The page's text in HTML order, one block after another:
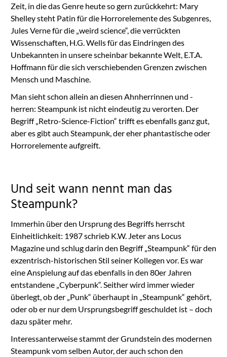
Zeit, in die das Genre heute so gern zurückkehrt: Mary
Shelley steht Patin für die Horrorelemente des Subgenres,
Jules Verne für die „weird science“, die verrückten
Wissenschaften, H.G. Wells für das Eindringen des
Unbekannten in unsere scheinbar bekannte Welt, E.T.A.
Hoffmann für die sich verschiebenden Grenzen zwischen
Mensch und Maschine.
Man sieht schon allein an diesen Ahnherrinnen und -
herren: Steampunk ist nicht eindeutig zu verorten. Der
Begriff „Retro-Science-Fiction“ trifft es ebenfalls ganz gut,
aber es gibt auch Steampunk, der eher phantastische oder
Horrorelemente aufgreift.
Und seit wann nennt man das
Steampunk?
Immerhin über den Ursprung des Begriffs herrscht
Einheitlichkeit: 1987 schrieb K.W. Jeter ans Locus
Magazine und schlug darin den Begriff „Steampunk“ für den
exzentrisch-historischen Stil seiner Kollegen vor. Es war
eine Anspielung auf das ebenfalls in den 80er Jahren
entstandene „Cyberpunk“. Seither wird immer wieder
überlegt, ob der „Punk“ überhaupt in „Steampunk“ gehört,
oder ob er nur dem Ursprungsbegriff geschuldet ist – doch
dazu später mehr.
Interessanterweise stammt der Grundstein des modernen
Steampunk vom selben Autor, der auch schon den